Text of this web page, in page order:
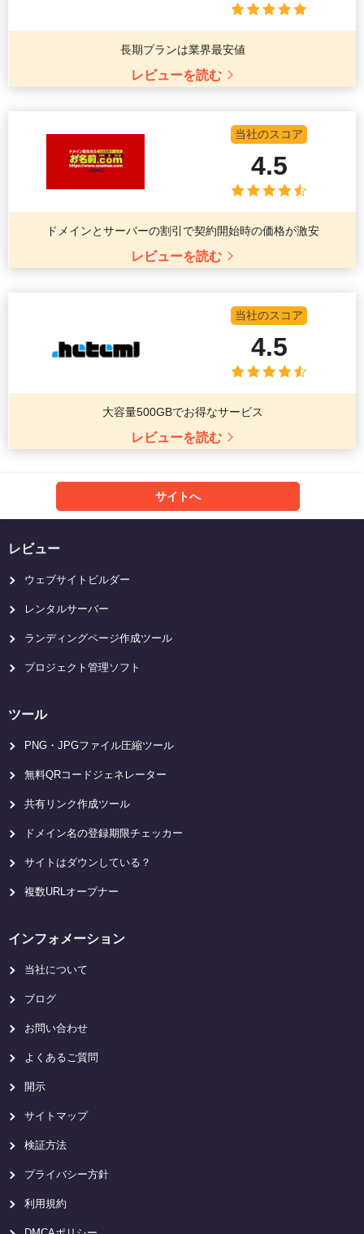
長期プランは業界最安値
レビューを読む
当社のスコア
4.5
ドメインとサーバーの割引で契約開始時の価格が激安
レビューを読む
当社のスコア
4.5
大容量500GBでお得なサービス
レビューを読む
サイトへ
レビュー
ウェブサイトビルダー
レンタルサーバー
ランディングページ作成ツール
プロジェクト管理ソフト
ツール
PNG・JPGファイル圧縮ツール
無料QRコードジェネレーター
共有リンク作成ツール
ドメイン名の登録期限チェッカー
サイトはダウンしている？
複数URLオープナー
インフォメーション
当社について
ブログ
お問い合わせ
よくあるご質問
開示
サイトマップ
検証方法
プライバシー方針
利用規約